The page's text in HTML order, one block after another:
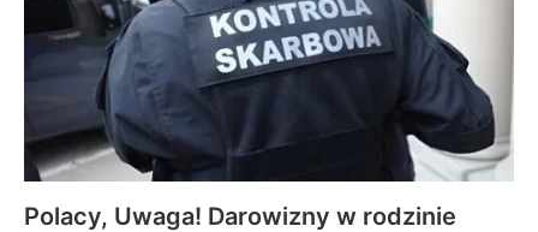
Polacy, Uwaga! Darowizny w rodzinie